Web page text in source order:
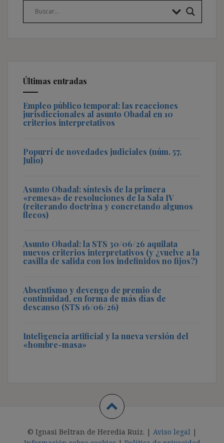
Últimas entradas
Empleo público temporal: las reacciones
jurisdiccionales al asunto Obadal en 10
criterios interpretativos
Popurrí de novedades judiciales (núm. 57,
Julio)
Asunto Obadal: síntesis de la primera
«remesa» de resoluciones de la Sala IV
(reiterando doctrina y concretando algunos
flecos)
Asunto Obadal: la STS 30/06/26 aquilata
nuevos criterios interpretativos (y ¿vuelve a la
casilla de salida con los indefinidos no fijos?)
Absentismo y devengo de premio de
continuidad, en forma de más días de
descanso (STS 16/06/26)
Inteligencia artificial y la nueva versión del
«hombre-masa»
© Ignasi Beltran de Heredia Ruiz. | Aviso legal |